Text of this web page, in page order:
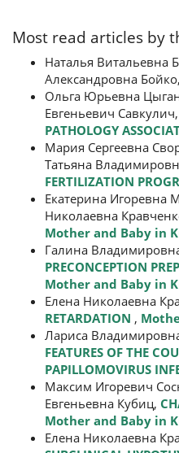
Most read articles by
Наталья Витальевна
Александровна Бойко,
Ольга Юрьевна
Евгеньевич Савкулич,
PATHOLOGY
Мария Сергеевна
Татьяна
FERTILIZATION
Екатерина Игоревна
Николаевна
Mother and Baby in
Галина
PRECONCEPTION
Mother and Baby in
Елена Николаевна
RETARDATION ,
Лариса
FEATURES OF THE
PAPILLOMOVIRUS
Максим Игоревич
Евгеньевна Кубиц,
Mother and Baby in
Елена Николаевна